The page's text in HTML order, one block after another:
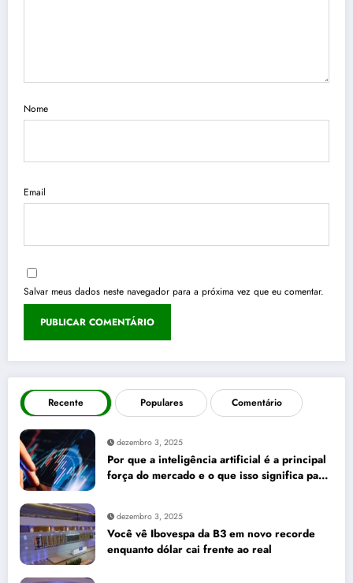
Nome
Email
Salvar meus dados neste navegador para a próxima vez que eu comentar.
Recente Populares Comentário
dezembro 3, 2025
Por que a inteligência artificial é a principal
força do mercado e o que isso significa para
dezembro 3, 2025
Você vê Ibovespa da B3 em novo recorde
enquanto dólar cai frente ao real